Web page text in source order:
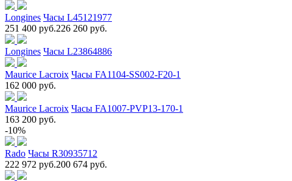
Longines Часы L45121977
251 400 руб.226 260 руб.
Longines Часы L23864886
Maurice Lacroix Часы FA1104-SS002-F20-1
162 000 руб.
Maurice Lacroix Часы FA1007-PVP13-170-1
163 200 руб.
-10%
Rado Часы R30935712
222 972 руб.200 674 руб.